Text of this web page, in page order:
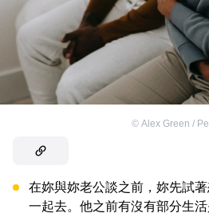
© Alex Green /
在妳與妳老公談之前，妳先試
一起去。他之前有沒有部分生